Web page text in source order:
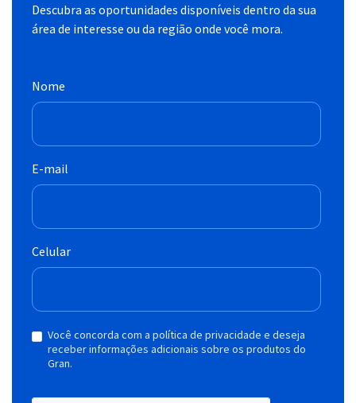
Descubra as oportunidades disponíveis dentro da sua
área de interesse ou da região onde você mora.
Nome
E-mail
Celular
Você concorda com a política de privacidade e deseja
receber informações adicionais sobre os produtos do
Gran.